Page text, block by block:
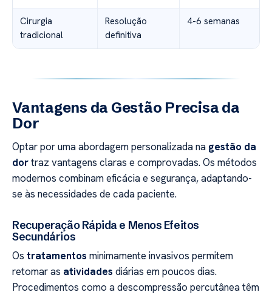
Cirurgia
tradicional
Resolução
definitiva
4-6 semanas
Vantagens da Gestão Precisa da
Dor
Optar por uma abordagem personalizada na gestão da
dortraz vantagens claras e comprovadas. Os métodos
modernos combinam eficácia e segurança, adaptando-
se às necessidades de cada paciente.
Recuperação Rápida e Menos Efeitos
Secundários
Os tratamentos minimamente invasivos permitem
retomar as atividades diárias em poucos dias.
Procedimentos como a descompressão percutânea têm